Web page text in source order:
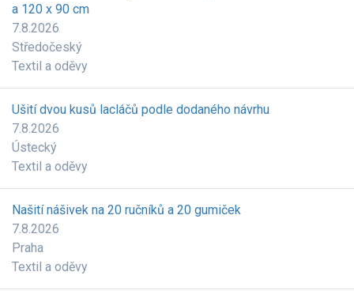
a 120 x 90 cm
7.8.2026
Středočeský
Textil a oděvy
Ušití dvou kusů lacláčů podle dodaného návrhu
7.8.2026
Ústecký
Textil a oděvy
Našití nášivek na 20 ručníků a 20 gumiček
7.8.2026
Praha
Textil a oděvy